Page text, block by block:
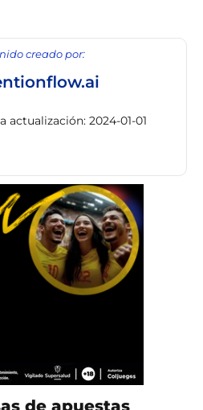
creado por:
actualización: 2024-01-01
de apuestas